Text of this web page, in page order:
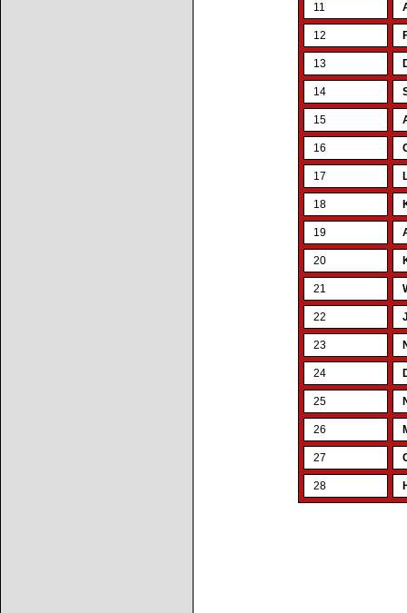
11
12
13
14
15
16
17
18
19
20
21
22
23
24
25
26
27
28